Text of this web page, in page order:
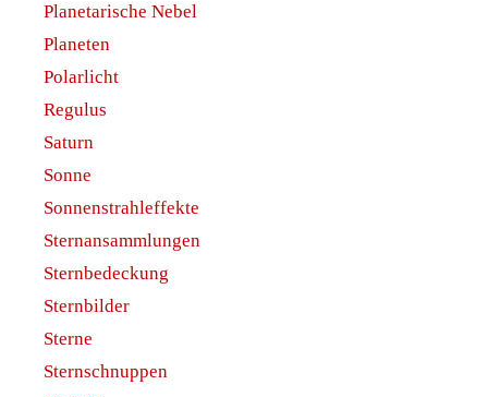
Planetarische Nebel
Planeten
Polarlicht
Regulus
Saturn
Sonne
Sonnenstrahleffekte
Sternansammlungen
Sternbedeckung
Sternbilder
Sterne
Sternschnuppen